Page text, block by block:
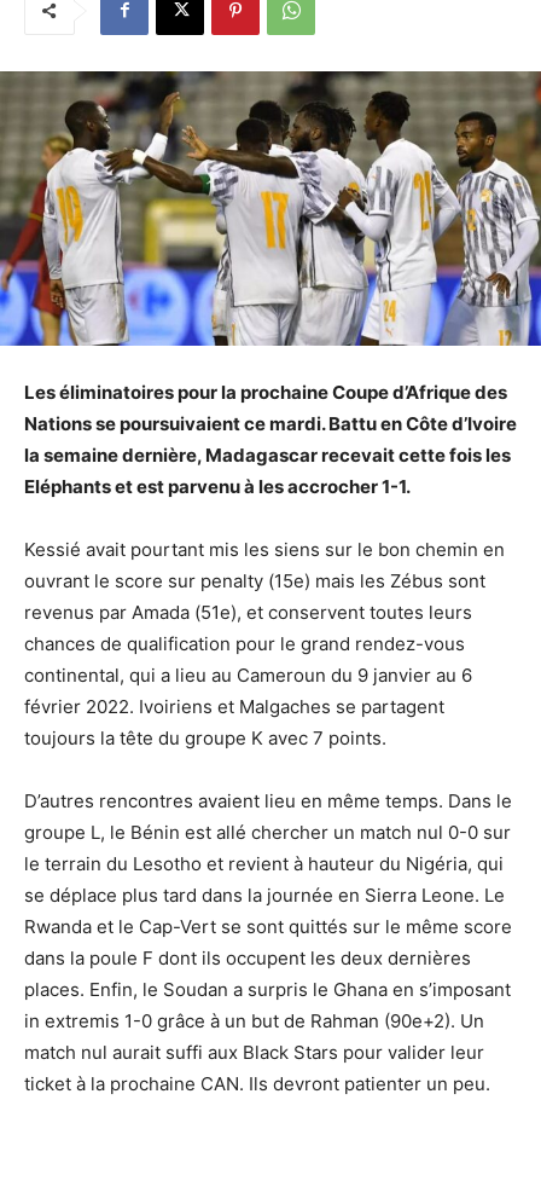
Les éliminatoires pour la prochaine Coupe d’Afrique des
Nations se poursuivaient ce mardi. Battu en Côte d’Ivoire
la semaine dernière, Madagascar recevait cette fois les
Eléphants et est parvenu à les accrocher 1-1.
Kessié avait pourtant mis les siens sur le bon chemin en
ouvrant le score sur penalty (15e) mais les Zébus sont
revenus par Amada (51e), et conservent toutes leurs
chances de qualification pour le grand rendez-vous
continental, qui a lieu au Cameroun du 9 janvier au 6
février 2022. Ivoiriens et Malgaches se partagent
toujours la tête du groupe K avec 7 points.
D’autres rencontres avaient lieu en même temps. Dans le
groupe L, le Bénin est allé chercher un match nul 0-0 sur
le terrain du Lesotho et revient à hauteur du Nigéria, qui
se déplace plus tard dans la journée en Sierra Leone. Le
Rwanda et le Cap-Vert se sont quittés sur le même score
dans la poule F dont ils occupent les deux dernières
places. Enfin, le Soudan a surpris le Ghana en s’imposant
in extremis 1-0 grâce à un but de Rahman (90e+2). Un
match nul aurait suffi aux Black Stars pour valider leur
ticket à la prochaine CAN. Ils devront patienter un peu.